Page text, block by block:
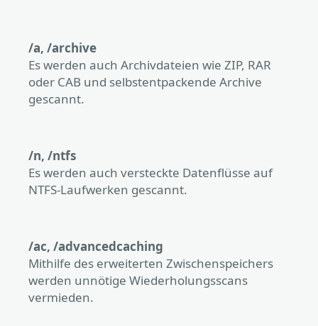
/a, /archive
Es werden auch Archivdateien wie ZIP, RAR
oder CAB und selbstentpackende Archive
gescannt.
/n, /ntfs
Es werden auch versteckte Datenflüsse auf
NTFS-Laufwerken gescannt.
/ac, /advancedcaching
Mithilfe des erweiterten Zwischenspeichers
werden unnötige Wiederholungsscans
vermieden.